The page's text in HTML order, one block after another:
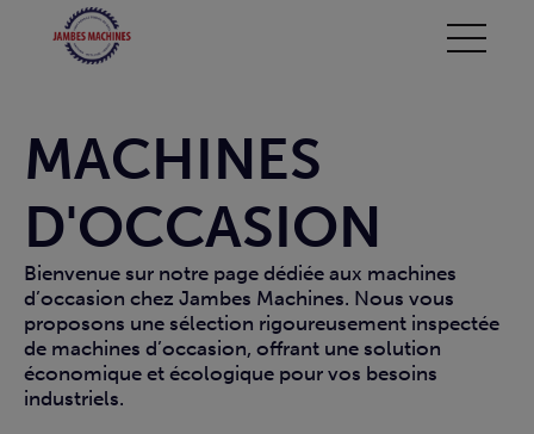
MACHINES
D'OCCASION
Bienvenue sur notre page dédiée aux machines
d’occasion chez Jambes Machines. Nous vous
proposons une sélection rigoureusement inspectée
de machines d’occasion, offrant une solution
économique et écologique pour vos besoins
industriels.